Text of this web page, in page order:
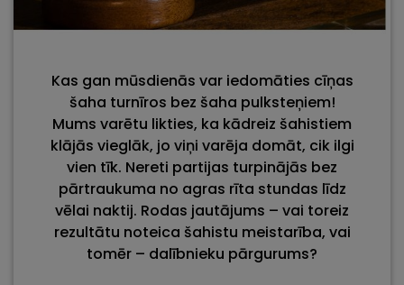
Kas gan mūsdienās var iedomāties cīņas
šaha turnīros bez šaha pulksteņiem!
Mums varētu likties, ka kādreiz šahistiem
klājās vieglāk, jo viņi varēja domāt, cik ilgi
vien tīk. Nereti partijas turpinājās bez
pārtraukuma no agras rīta stundas līdz
vēlai naktij. Rodas jautājums – vai toreiz
rezultātu noteica šahistu meistarība, vai
tomēr – dalībnieku pārgurums?